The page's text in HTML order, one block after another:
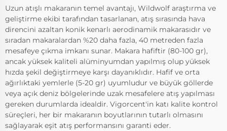
Uzun atışlı makaranın temel avantajı, Wildwolf araştırma ve
geliştirme ekibi tarafından tasarlanan, atış sırasında hava
direncini azaltan konik kenarlı aerodinamik makarasıdır ve
sıradan makaralardan %20 daha fazla, 40 metreden fazla
mesafeye çıkma imkanı sunar. Makara hafiftir (80-100 gr),
ancak yüksek kaliteli alüminyumdan yapılmış olup yüksek
hızda şekil değiştirmeye karşı dayanıklıdır. Hafif ve orta
ağırlıktaki yemlerle (5-20 gr) uyumludur ve büyük göllerde
veya açık deniz bölgelerinde uzak mesafelere atış yapılması
gereken durumlarda idealdir. Vigorcent'in katı kalite kontrol
süreçleri, her bir makaranın boyutlarının tutarlı olmasını
sağlayarak eşit atış performansını garanti eder.